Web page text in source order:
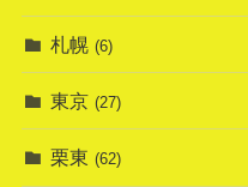
札幌 (6)
東京 (27)
栗東 (62)